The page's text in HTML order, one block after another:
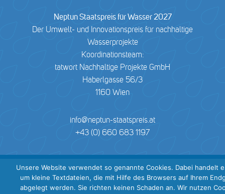
Neptun Staatspreis für Wasser 2027
Der Umwelt- und Innovationspreis für nachhaltige
Wasserprojekte
Koordinationsteam:
tatwort Nachhaltige Projekte GmbH
Haberlgasse 56/3
1160 Wien
info@neptun-staatspreis.at
+43 (0) 660 683 1197
Unsere Website verwendet so genannte Cookies. Dabei handelt
um kleine Textdateien, die mit Hilfe des Browsers auf Ihrem
abgelegt werden. Sie richten keinen Schaden an. Wir nutzen